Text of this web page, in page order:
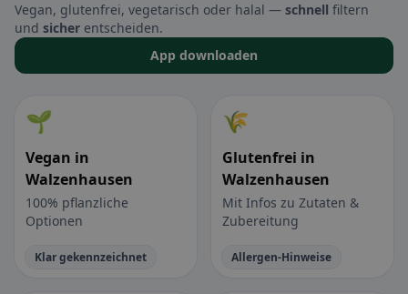
Vegan, glutenfrei, vegetarisch oder halal — schnell filtern
und sicher entscheiden.
App downloaden
🌱
Vegan in
Walzenhausen
100% pflanzliche
Optionen
Klar gekennzeichnet
🌾
Glutenfrei in
Walzenhausen
Mit Infos zu Zutaten &
Zubereitung
Allergen-Hinweise